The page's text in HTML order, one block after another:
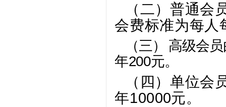
（二）普通会
会费标准为每人
（三）
高级会
年200元。
（四）单位会
年10000元。